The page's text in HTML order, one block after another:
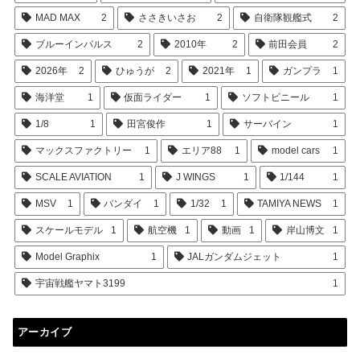
MAD MAX 2 ささきいさお 2 自衛隊観艦式 2
ブルーインパルス 2 2010年 2 前田会員 2
2026年 2 ひゅうが 2 2021年 1 ガンプラ 1
海洋堂 1 仮面ライダー 1 ソフトビニール 1
1/8 1 田宮俊作 1 サーバイン 1
マックスファクトリー 1 エリア88 1 model cars 1
SCALE AVIATION 1 J WINGS 1 1/144 1
MSV 1 バンダイ 1 1/32 1 TAMIYA NEWS 1
スケールモデル 1 航空機 1 動画 1 岸山博文 1
Model Graphix 1 JALガンダムジェット 1
宇宙戦艦ヤマト3199 1
アーカイブ